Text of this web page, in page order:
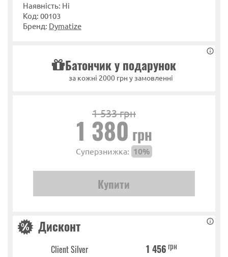
Дисконт
Client Silver 1 456грн
Батончик у подарунок
за кожні 2000 грн у замовленні
1 533 грн
1 380 грн
Суперзнижка: 10%
Наявність: Ні
Код: 00103
Бренд: Dymatize